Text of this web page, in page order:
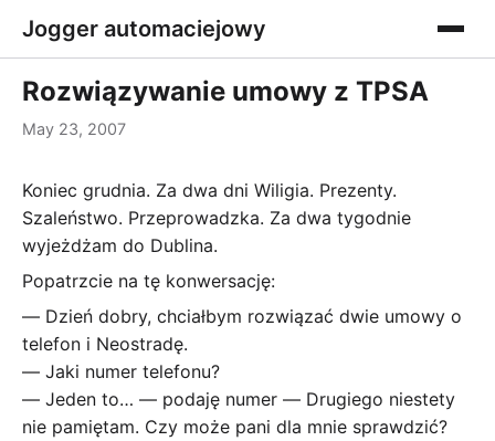
Jogger automaciejowy
Rozwiązywanie umowy z TPSA
May 23, 2007
Koniec grudnia. Za dwa dni Wiligia. Prezenty.
Szaleństwo. Przeprowadzka. Za dwa tygodnie
wyjeżdżam do Dublina.
Popatrzcie na tę konwersację:
― Dzień dobry, chciałbym rozwiązać dwie umowy o
telefon i Neostradę.
― Jaki numer telefonu?
― Jeden to… ― podaję numer ― Drugiego niestety
nie pamiętam. Czy może pani dla mnie sprawdzić?